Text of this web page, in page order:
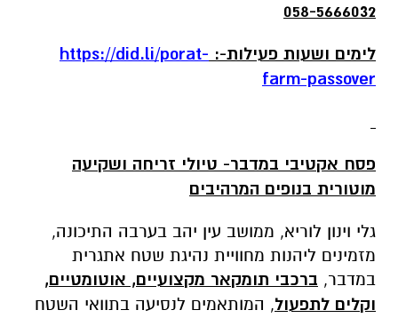
058-5666032
לימים ושעות פעילות-: https://did.li/porat-
farm-passover
פסח אקטיבי במדבר- טיולי זריחה ושקיעה
מוטורית בנופים המרהיבים
גלי וינון לוריא, ממושב עין יהב בערבה התיכונה,
מזמינים ליהנות מחוויית נהיגת שטח אתגרית
במדבר, ברכבי תומקאר מקצועיים, אוטומטיים,
וקלים לתפעול, המותאמים לנסיעה בתוואי השטח